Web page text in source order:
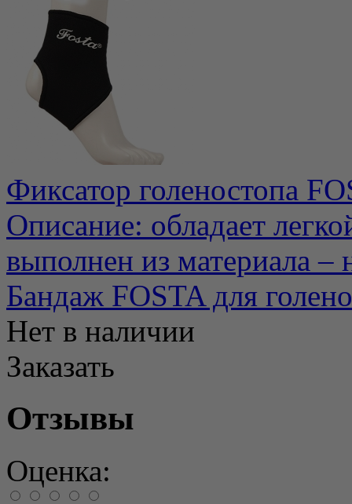
Фиксатор голеностопа
Описание: обладает
выполнен из материала –
Бандаж FOSTA для
Нет в наличии
Заказать
Отзывы
Оценка: